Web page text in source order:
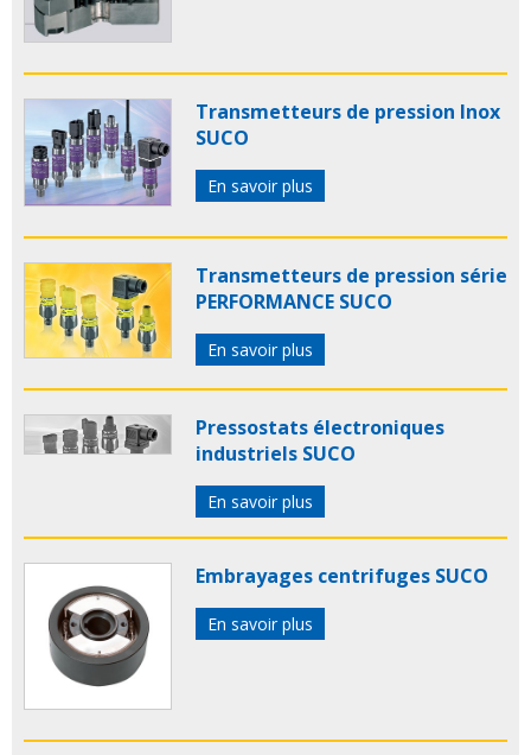
Transmetteurs de pression Inox
SUCO
En savoir plus
Transmetteurs de pression série
PERFORMANCE SUCO
En savoir plus
Pressostats électroniques
industriels SUCO
En savoir plus
Embrayages centrifuges SUCO
En savoir plus